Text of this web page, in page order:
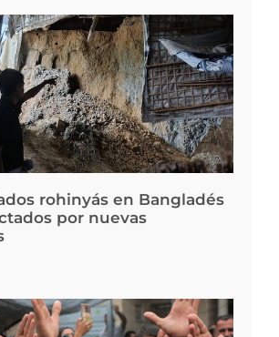
rohinyás en Bangladés
por nuevas